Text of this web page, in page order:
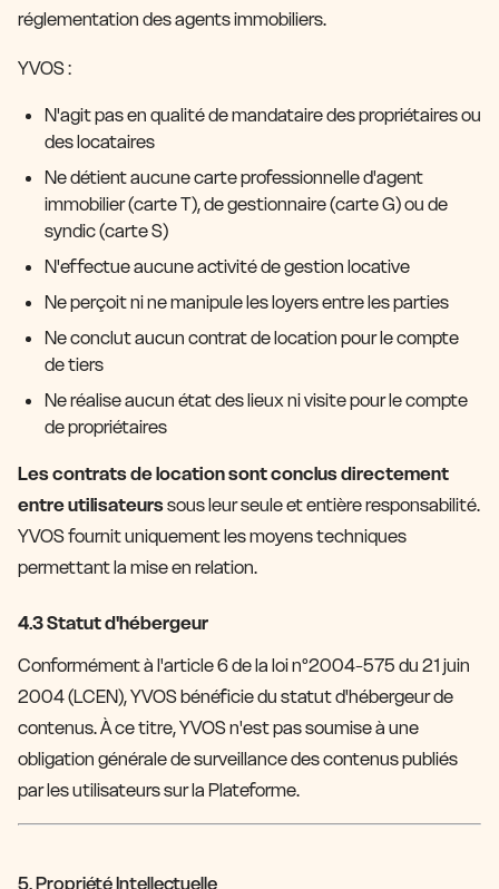
réglementation des agents immobiliers.
YVOS :
N'agit pas en qualité de mandataire des propriétaires ou
des locataires
Ne détient aucune carte professionnelle d'agent
immobilier (carte T), de gestionnaire (carte G) ou de
syndic (carte S)
N'effectue aucune activité de gestion locative
Ne perçoit ni ne manipule les loyers entre les parties
Ne conclut aucun contrat de location pour le compte
de tiers
Ne réalise aucun état des lieux ni visite pour le compte
de propriétaires
Les contrats de location sont conclus directement
entre utilisateurssous leur seule et entière responsabilité.
YVOS fournit uniquement les moyens techniques
permettant la mise en relation.
4.3 Statut d'hébergeur
Conformément à l'article 6 de la loi n°2004-575 du 21 juin
2004 (LCEN), YVOS bénéficie du statut d'hébergeur de
contenus. À ce titre, YVOS n'est pas soumise à une
obligation générale de surveillance des contenus publiés
par les utilisateurs sur la Plateforme.
5. Propriété Intellectuelle